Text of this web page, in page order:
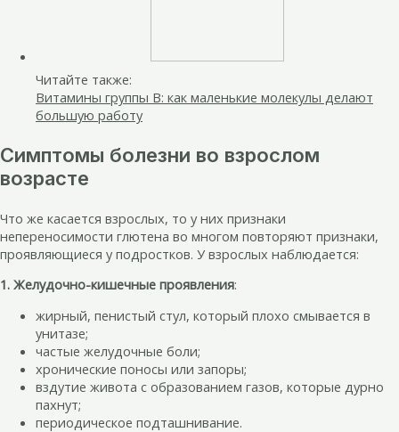
Читайте также:
Витамины группы B: как маленькие молекулы делают
большую работу
Симптомы болезни во взрослом
возрасте
Что же касается взрослых, то у них признаки
непереносимости глютена во многом повторяют признаки,
проявляющиеся у подростков. У взрослых наблюдается:
1. Желудочно-кишечные проявления:
жирный, пенистый стул, который плохо смывается в
унитазе;
частые желудочные боли;
хронические поносы или запоры;
вздутие живота с образованием газов, которые дурно
пахнут;
периодическое подташнивание.